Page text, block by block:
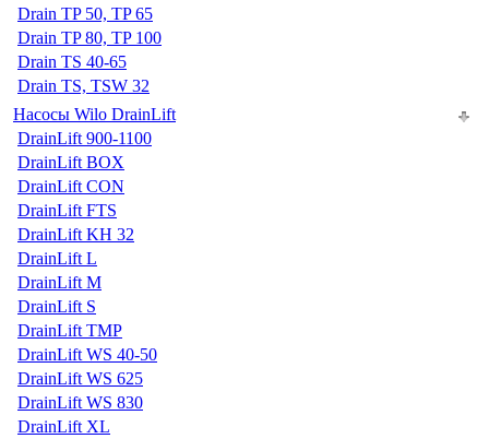
Drain TP 50, TP 65
Drain TP 80, TP 100
Drain TS 40-65
Drain TS, TSW 32
Насосы Wilo DrainLift
DrainLift 900-1100
DrainLift BOX
DrainLift CON
DrainLift FTS
DrainLift KH 32
DrainLift L
DrainLift M
DrainLift S
DrainLift TMP
DrainLift WS 40-50
DrainLift WS 625
DrainLift WS 830
DrainLift XL